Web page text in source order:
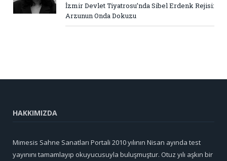
İzmir Devlet Tiyatrosu’nda Sibel Erdenk Rejisi:
Arzunun Onda Dokuzu
HAKKIMIZDA
Mimesis Sahne Sanatları Portali 2010 yılının Nisan ayında test
yayınını tamamlayıp okuyucusuyla buluşmuştur. Otuz yılı aşkın bir